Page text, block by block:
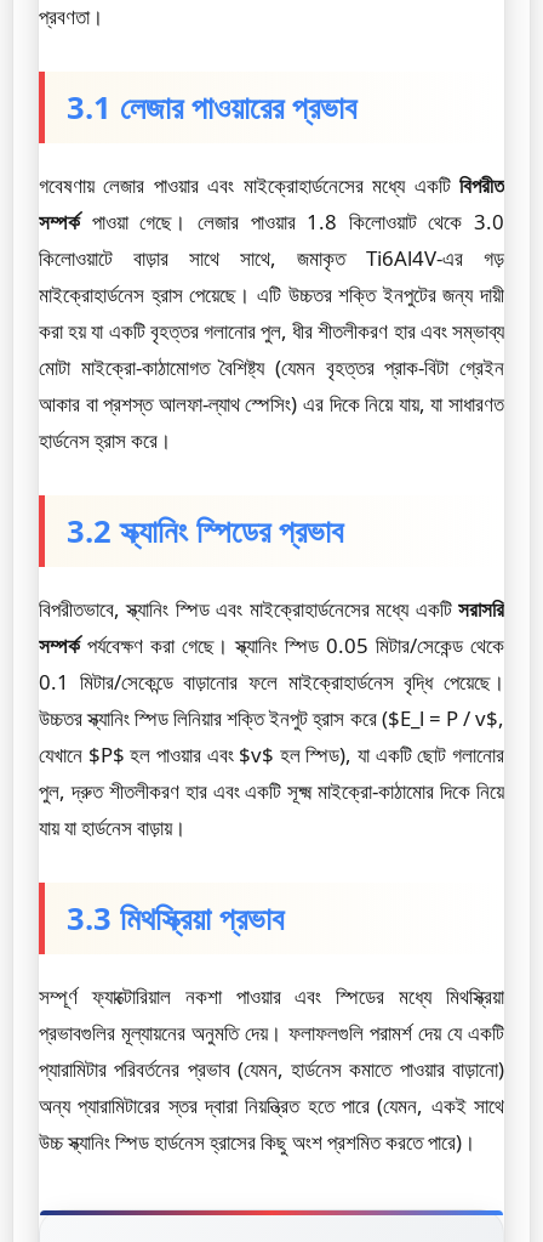
প্রবণতা।
3.1 লেজার পাওয়ারের প্রভাব
গবেষণায় লেজার পাওয়ার এবং মাইক্রোহার্ডনেসের মধ্যে একটি বিপরীত
সম্পর্কপাওয়া গেছে। লেজার পাওয়ার 1.8 কিলোওয়াট থেকে 3.0
কিলোওয়াটে বাড়ার সাথে সাথে, জমাকৃত Ti6Al4V-এর গড়
মাইক্রোহার্ডনেস হ্রাস পেয়েছে। এটি উচ্চতর শক্তি ইনপুটের জন্য দায়ী
করা হয় যা একটি বৃহত্তর গলানোর পুল, ধীর শীতলীকরণ হার এবং সম্ভাব্য
মোটা মাইক্রো-কাঠামোগত বৈশিষ্ট্য (যেমন বৃহত্তর প্রাক-বিটা গ্রেইন
আকার বা প্রশস্ত আলফা-ল্যাথ স্পেসিং) এর দিকে নিয়ে যায়, যা সাধারণত
হার্ডনেস হ্রাস করে।
3.2 স্ক্যানিং স্পিডের প্রভাব
বিপরীতভাবে, স্ক্যানিং স্পিড এবং মাইক্রোহার্ডনেসের মধ্যে একটি সরাসরি
সম্পর্কপর্যবেক্ষণ করা গেছে। স্ক্যানিং স্পিড 0.05 মিটার/সেকেন্ড থেকে
0.1 মিটার/সেকেন্ডে বাড়ানোর ফলে মাইক্রোহার্ডনেস বৃদ্ধি পেয়েছে।
উচ্চতর স্ক্যানিং স্পিড লিনিয়ার শক্তি ইনপুট হ্রাস করে ($E_l = P / v$,
যেখানে $P$ হল পাওয়ার এবং $v$ হল স্পিড), যা একটি ছোট গলানোর
পুল, দ্রুত শীতলীকরণ হার এবং একটি সূক্ষ্ম মাইক্রো-কাঠামোর দিকে নিয়ে
যায় যা হার্ডনেস বাড়ায়।
3.3 মিথস্ক্রিয়া প্রভাব
সম্পূর্ণ ফ্যাক্টোরিয়াল নকশা পাওয়ার এবং স্পিডের মধ্যে মিথস্ক্রিয়া
প্রভাবগুলির মূল্যায়নের অনুমতি দেয়। ফলাফলগুলি পরামর্শ দেয় যে একটি
প্যারামিটার পরিবর্তনের প্রভাব (যেমন, হার্ডনেস কমাতে পাওয়ার বাড়ানো)
অন্য প্যারামিটারের স্তর দ্বারা নিয়ন্ত্রিত হতে পারে (যেমন, একই সাথে
উচ্চ স্ক্যানিং স্পিড হার্ডনেস হ্রাসের কিছু অংশ প্রশমিত করতে পারে)।